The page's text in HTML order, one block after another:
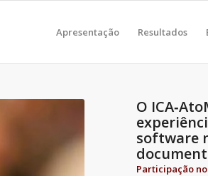
Apresentação Resultados
O
software
Participação